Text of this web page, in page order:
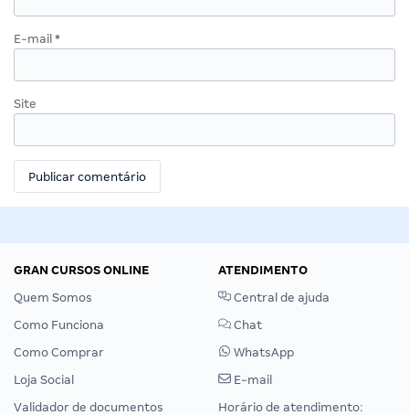
E-mail *
Site
GRAN CURSOS ONLINE
Quem Somos
Como Funciona
Como Comprar
Loja Social
Validador de documentos
ATENDIMENTO
Central de ajuda
Chat
WhatsApp
E-mail
Horário de atendimento: